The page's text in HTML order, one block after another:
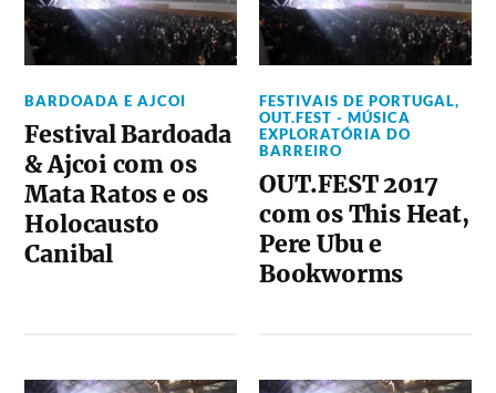
BARDOADA E AJCOI
Festival Bardoada
& Ajcoi com os
Mata Ratos e os
Holocausto
Canibal
FESTIVAIS DE PORTUGAL,
OUT.FEST - MÚSICA
EXPLORATÓRIA DO
BARREIRO
OUT.FEST 2017
com os This Heat,
Pere Ubu e
Bookworms